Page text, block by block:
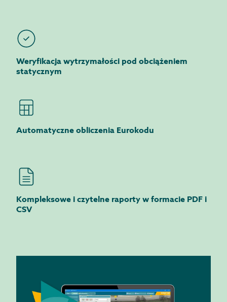
Weryfikacja wytrzymałości pod obciążeniem
statycznym
Automatyczne obliczenia Eurokodu
Kompleksowe i czytelne raporty w formacie PDF i
CSV